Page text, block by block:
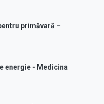
primăvară –
energie - Medicina